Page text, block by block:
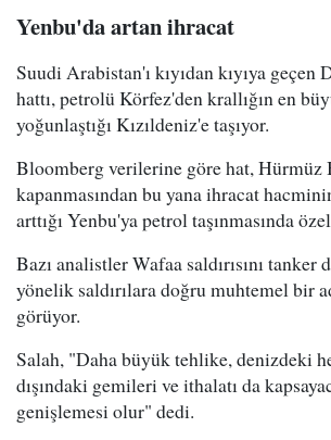
Yenbu'da artan ihracat
Suudi Arabistan'ı kıyıdan kıyıya geçen
hattı, petrolü Körfez'den krallığın en
yoğunlaştığı Kızıldeniz'e taşıyor.
Bloomberg verilerine göre hat, Hürmüz
kapanmasından bu yana ihracat
arttığı Yenbu'ya petrol taşınmasında
Bazı analistler Wafaa saldırısını tanker
yönelik saldırılara doğru muhtemel bir
görüyor.
Salah, "Daha büyük tehlike, denizdeki
dışındaki gemileri ve ithalatı da
genişlemesi olur" dedi.